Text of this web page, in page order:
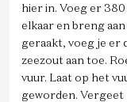
hier in. Voeg er
elkaar en breng
geraakt, voeg je er
zeezout aan toe.
vuur. Laat op het
geworden.